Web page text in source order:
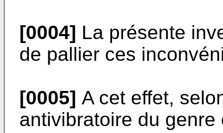
[0004] La présente
de pallier ces
[0005] A cet effet,
antivibratoire du